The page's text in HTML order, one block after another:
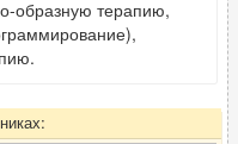
образную терапию,